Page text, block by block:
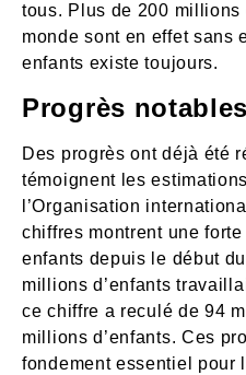
tous. Plus de 200
monde sont en effet sans
enfants existe toujours.
Progrès
Des progrès ont déjà été
témoignent les
l’Organisation
chiffres montrent une
enfants depuis le début
millions d’enfants
ce chiffre a reculé de 94
millions d’enfants. Ces
fondement essentiel pour